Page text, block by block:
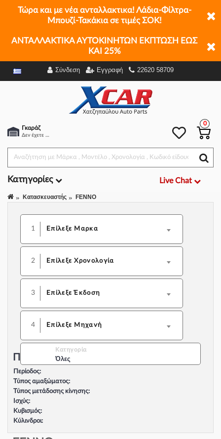
Τώρα και με νέα ανταλλακτικα! Λάδια-Φίλτρα-
Μπουζί-Τακάκια σε τιμές ΣΟΚ!
ΑΝΤΑΛΛΑΚΤΙΚΑ ΑΥΤΟΚΙΝΗΤΩΝ ΕΚΠΤΩΣΗ ΕΩΣ
ΚΑΙ 25%
Σύνδεση Εγγραφή 22620 58709
Γκαράζ
Δεν έχετε επιλέξει αμάξι.
0
Κατηγορίες Live Chat
Κατασκευαστής FENNO
1 Επίλεξε Μαρκα
2 Επίλεξε Χρονολογία
3 Επίλεξε Έκδοση
4 Επίλεξε Μηχανή
Κατηγορία
Όλες
Περιγραφή Αυτοκινήτου:
Περίοδος:
Τύπος αμαξώματος:
Τύπος μετάδοσης κίνησης:
Ισχύς:
Κυβισμός:
Κύλινδροι: